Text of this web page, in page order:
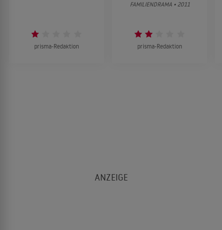
prisma-Redaktion
FAMILIENDRAMA • 2011
prisma-Redaktion